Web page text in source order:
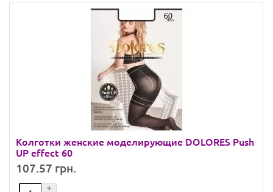
Колготки женские моделирующие DOLORES Push
UP effect 60
107.57 грн.